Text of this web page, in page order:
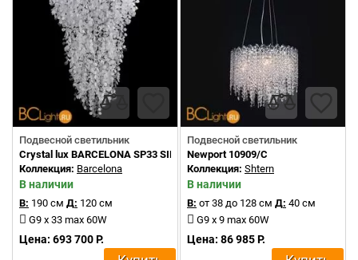
Подвесной светильник
Crystal lux BARCELONA SP33 SILVER
Коллекция: Barcelona
В наличии
В: 190 см Д: 120 см
G9 x 33 max 60W
Цена: 693 700 Р.
Подвесной светильник
Newport 10909/C
Коллекция: Shtern
В наличии
В: от 38 до 128 см Д: 40 см
G9 x 9 max 60W
Цена: 86 985 Р.